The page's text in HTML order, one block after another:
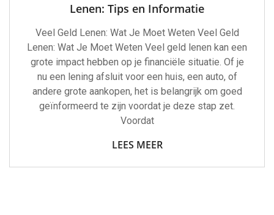
Lenen: Tips en Informatie
Veel Geld Lenen: Wat Je Moet Weten Veel Geld
Lenen: Wat Je Moet Weten Veel geld lenen kan een
grote impact hebben op je financiële situatie. Of je
nu een lening afsluit voor een huis, een auto, of
andere grote aankopen, het is belangrijk om goed
geïnformeerd te zijn voordat je deze stap zet.
Voordat
LEES MEER